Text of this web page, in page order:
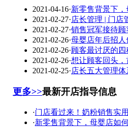
2021-04-16·新零售背景下
2021-02-27·店长管理 | 门店
2021-02-27·销售冠军接待顾
2021-02-26·母婴店年后招人
2021-02-26·顾客最讨厌的
2021-02-26·想让顾客回头，
2021-02-25·店长五大管理体
更多>>最新开店指导信息
·门店看过来！奶粉销售实
·新零售背景下，母婴店如